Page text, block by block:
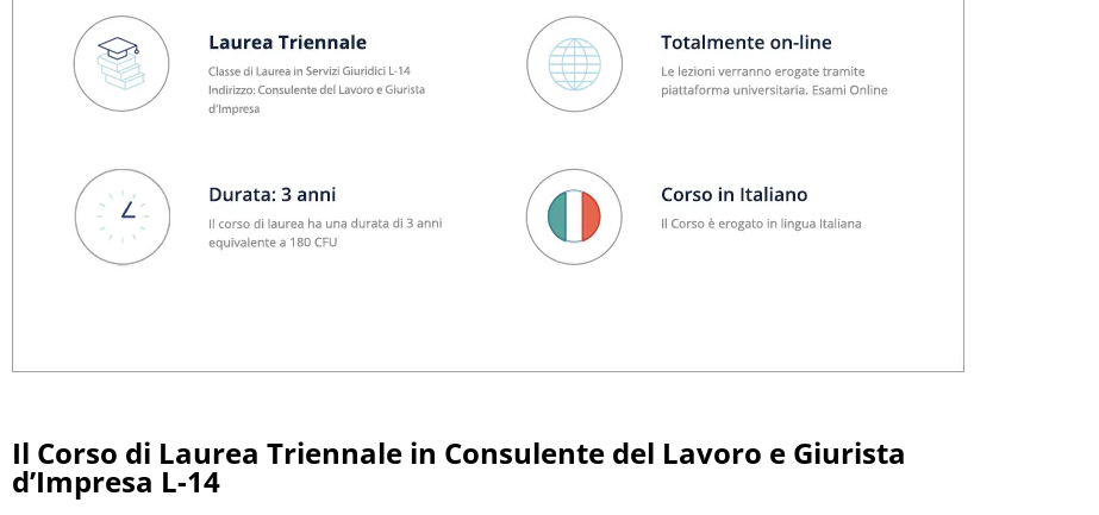
Il Corso di Laurea Triennale in Consulente del Lavoro e Giurista
d’Impresa L-14